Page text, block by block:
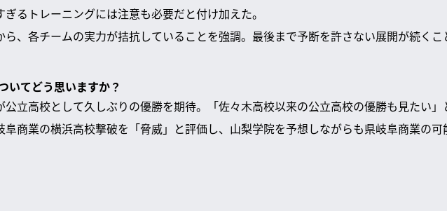
るトレーニングには注意も必要だと付け加えた。
ら、各チームの実力が拮抗していることを強調。最後まで予断を許さない展開が続くこ
いてどう思いますか？
公立高校として久しぶりの優勝を期待。「佐々木高校以来の公立高校の優勝も見たい」
阜商業の横浜高校撃破を「脅威」と評価し、山梨学院を予想しながらも県岐阜商業の可